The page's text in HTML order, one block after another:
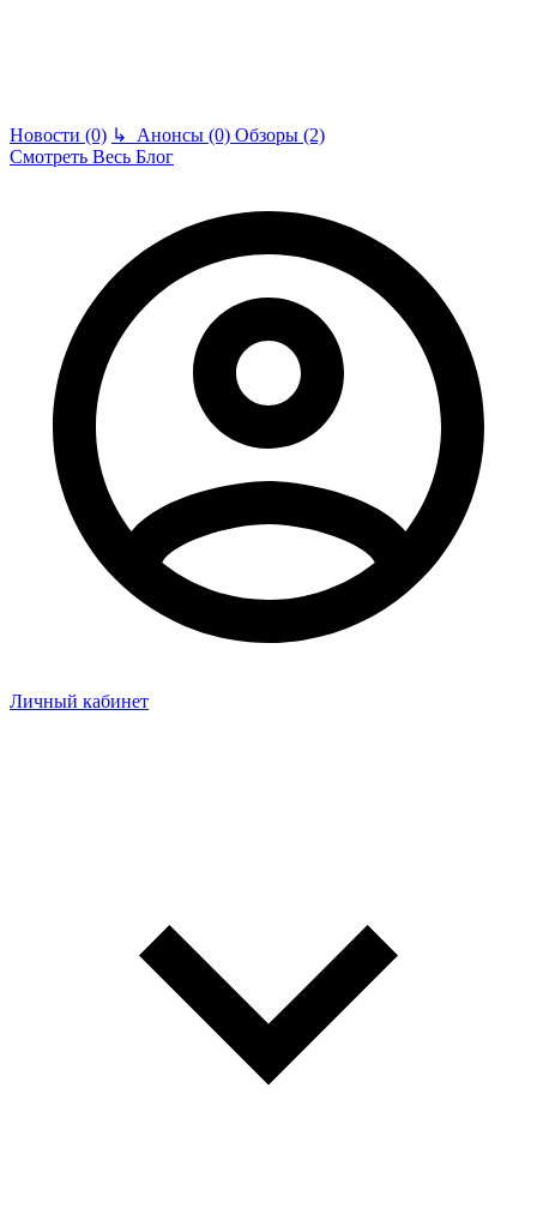
Новости (0) ↳ Анонсы (0) Обзоры (2)
Смотреть Весь Блог
Личный кабинет